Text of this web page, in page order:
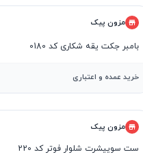
مزون پیک
بامبر جکت یقه شکاری کد 0180
خرید عمده و اعتباری
مزون پیک
ست سوییشرت شلوار فوتر کد 220